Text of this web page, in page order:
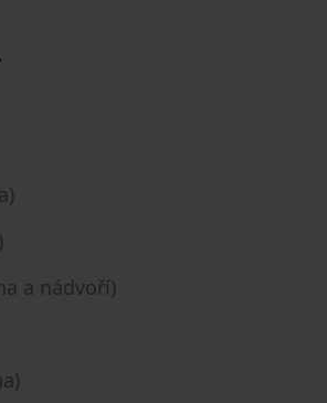
a nádvoří)